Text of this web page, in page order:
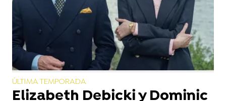
ÚLTIMA TEMPORADA
Elizabeth Debicki y Dominic